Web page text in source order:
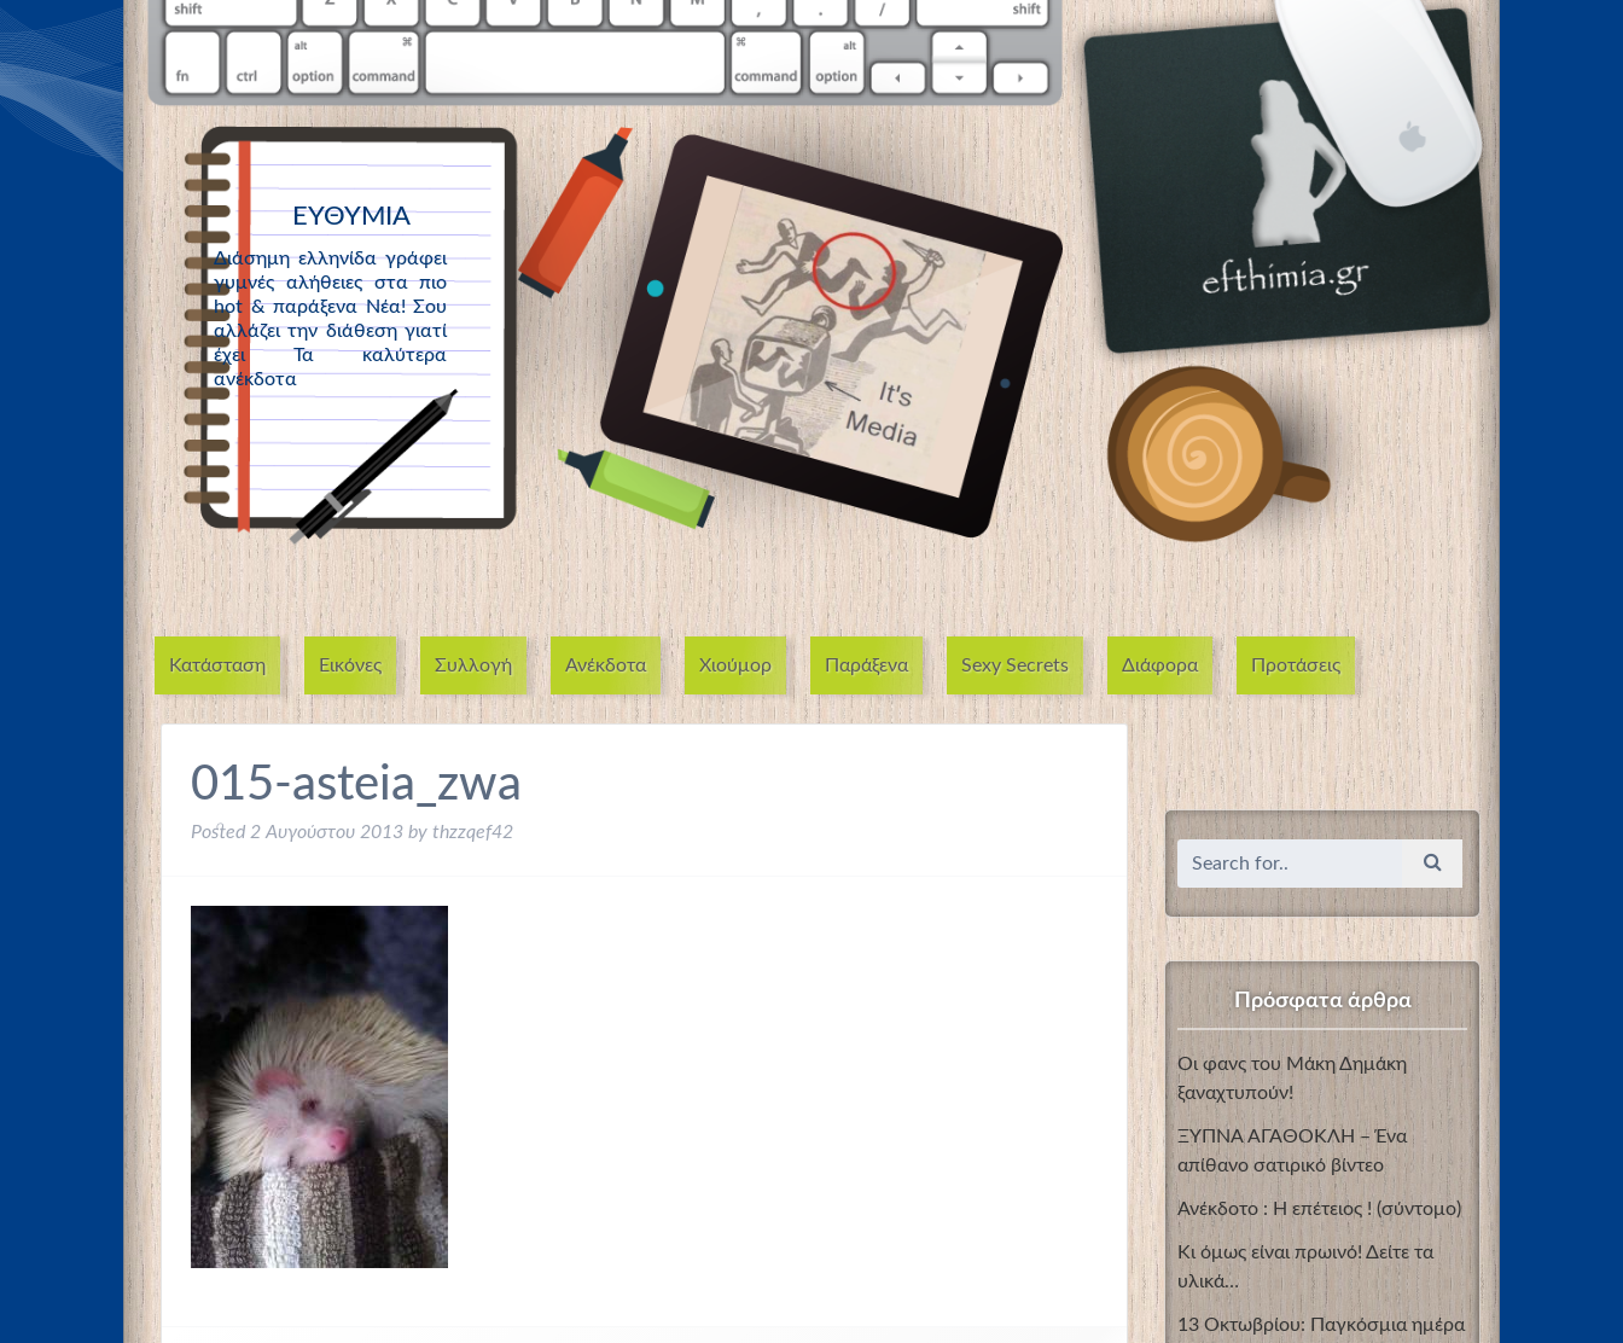
ΕΥΘΥΜΙΑ
Διάσημη ελληνίδα γράφει
γυμνές αλήθειες στα πιο
hot & παράξενα Νέα! Σου
αλλάζει την διάθεση γιατί
έχει Τα καλύτερα
ανέκδοτα
Κατάσταση Εικόνες Συλλογή Ανέκδοτα Χιούμορ Παράξενα Sexy Secrets Διάφορα Προτάσεις
015-asteia_zwa
Posted 2 Αυγούστου 2013 by thzzqef42
Πρόσφατα άρθρα
Οι φανς του Μάκη Δημάκη
ξαναχτυπούν!
ΞΥΠΝΑ ΑΓΑΘΟΚΛΗ – Ένα
απίθανο σατιρικό βίντεο
Ανέκδοτο : Η επέτειος ! (σύντομο)
Κι όμως είναι πρωινό! Δείτε τα
υλικά…
13 Οκτωβρίου: Παγκόσμια ημέρα